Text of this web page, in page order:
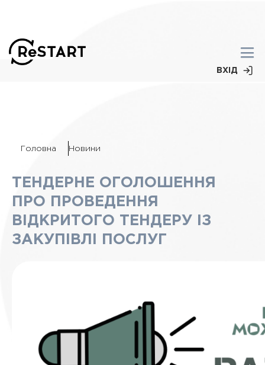
ВХІД
Головна Новини
ТЕНДЕРНЕ ОГОЛОШЕННЯ
ПРО ПРОВЕДЕННЯ
ВІДКРИТОГО ТЕНДЕРУ ІЗ
ЗАКУПІВЛІ ПОСЛУГ